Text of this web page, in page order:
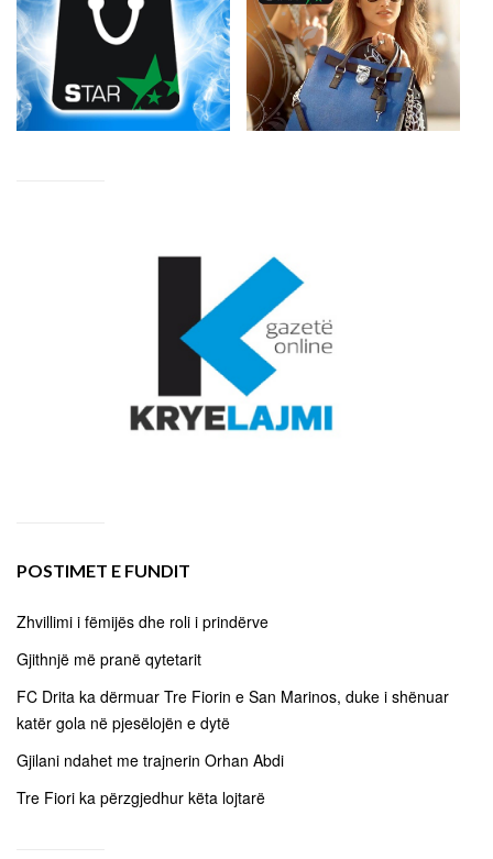
POSTIMET E FUNDIT
Zhvillimi i fëmijës dhe roli i prindërve
Gjithnjë më pranë qytetarit
FC Drita ka dërmuar Tre Fiorin e San Marinos, duke i shënuar
katër gola në pjesëlojën e dytë
Gjilani ndahet me trajnerin Orhan Abdi
Tre Fiori ka përzgjedhur këta lojtarë